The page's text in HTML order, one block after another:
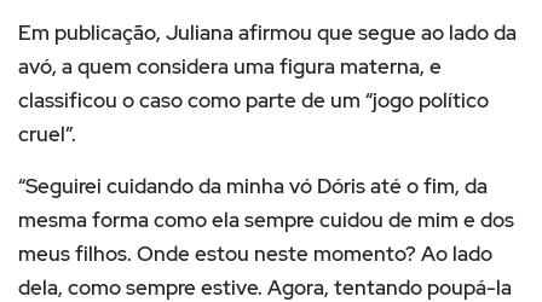
Em publicação, Juliana afirmou que segue ao lado da
avó, a quem considera uma figura materna, e
classificou o caso como parte de um “jogo político
cruel”.
“Seguirei cuidando da minha vó Dóris até o fim, da
mesma forma como ela sempre cuidou de mim e dos
meus filhos. Onde estou neste momento? Ao lado
dela, como sempre estive. Agora, tentando poupá-la